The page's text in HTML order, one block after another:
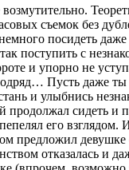
съемок без
посидеть даже
поступить с
и упорно не
Пусть даже ты
и улыбнись
продолжал сидеть и
его взглядом.
предложил девушке
отказалась и